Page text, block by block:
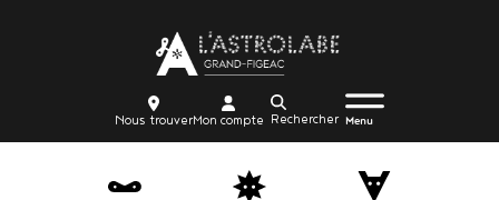
au
contenu
principal
Body
trouver
Nous trouvercompte
Mon compte
Recherche
Menu
burger
Body
icon_trigger
Menu